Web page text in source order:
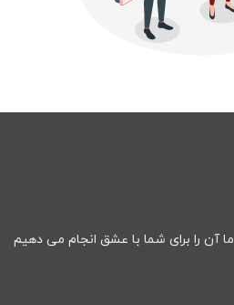
ما آن را برای شما با عشق انجام می دهیم